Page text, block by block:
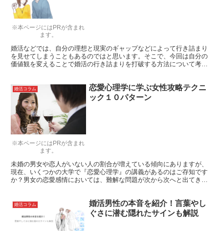
※本ページにはPRが含まれ
ます。
婚活などでは、自分の理想と現実のギャップなどによって行き詰まり
を見せてしまうこともあるのではと思います。そこで、今回は自分の
価値観を変えることで婚活の行き詰まりを打破する方法について考え
※本ページにはPRが含まれ
ます。
婚活コラム
恋愛心理学に学ぶ女性攻略テクニ
ック１０パターン
未婚の男女や恋人がいない人の割合が増えている傾向にありますが、
現在、いくつかの大学で『恋愛心理学』の講義があるのはご存知です
か？男女の恋愛感情においては、難解な問題が次から次へと出てきま
婚活コラム
婚活男性の本音を紹介！言葉やし
ぐさに潜む隠れたサインも解説